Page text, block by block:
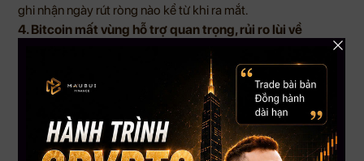
ghi nhận ngày rút ròng nào kể từ khi ra mắt.
4. Bitcoin mất vùng hỗ trợ quan trọng, rủi ro lùi về
Bitcoin đang giao dịch quanh 75,800 USD, giảm gần 40% so
với đỉnh lịch sử khoảng 126,000 USD hồi tháng 10, 2025.
Một số nhà phân tích cho rằng nếu Bitcoin không sớm phục
hồi trở lại vùng 76,600 USD, giá có thể kiểm tra khu vực
60,000 USD. Tuy nhiên, dữ liệu on-chain cho thấy khoảng